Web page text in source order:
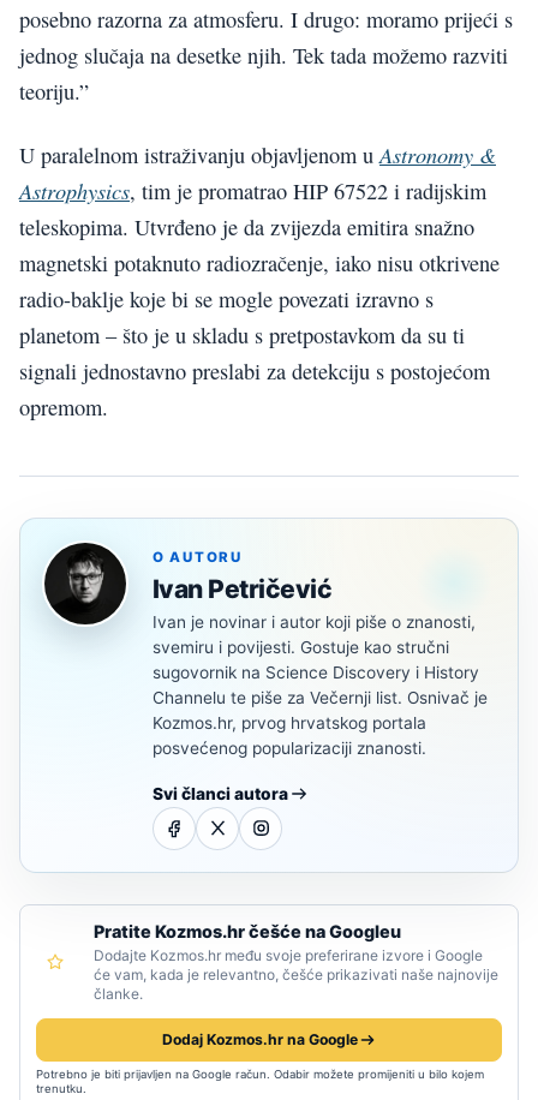
posebno razorna za atmosferu. I drugo: moramo prijeći s
jednog slučaja na desetke njih. Tek tada možemo razviti
teoriju.”
U paralelnom istraživanju objavljenom uAstronomy &
Astrophysics, tim je promatrao HIP 67522 i radijskim
teleskopima. Utvrđeno je da zvijezda emitira snažno
magnetski potaknuto radiozračenje, iako nisu otkrivene
radio-baklje koje bi se mogle povezati izravno s
planetom – što je u skladu s pretpostavkom da su ti
signali jednostavno preslabi za detekciju s postojećom
opremom.
O AUTORU
Ivan Petričević
Ivan je novinar i autor koji piše o znanosti,
svemiru i povijesti. Gostuje kao stručni
sugovornik na Science Discovery i History
Channelu te piše za Večernji list. Osnivač je
Kozmos.hr, prvog hrvatskog portala
posvećenog popularizaciji znanosti.
Svi članci autora
Pratite Kozmos.hr češće na Googleu
Dodajte Kozmos.hr među svoje preferirane izvore i Google
će vam, kada je relevantno, češće prikazivati naše najnovije
članke.
Dodaj Kozmos.hr na Google
Potrebno je biti prijavljen na Google račun. Odabir možete promijeniti u bilo kojem
trenutku.